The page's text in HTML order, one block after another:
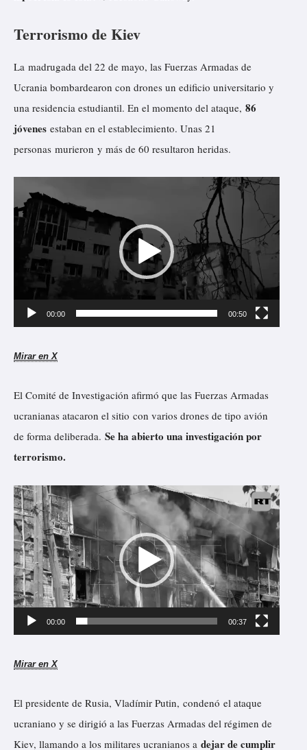
Terrorismo de Kiev
La madrugada del 22 de mayo, las Fuerzas Armadas de
Ucrania bombardearon con drones un edificio universitario y
una residencia estudiantil. En el momento del ataque, 86
jóvenes estaban en el establecimiento. Unas 21
personas murieron y más de 60 resultaron heridas.
e
p
c
t
r
d
e
v
d
e
o
00:00 00:50
Mirar en X
El Comité de Investigación afirmó que las Fuerzas Armadas
ucranianas atacaron el sitio con varios drones de tipo avión
de forma deliberada. Se ha abierto una investigación por
terrorismo.
R
e
p
o
d
c
t
r
d
e
00:00 00:37
Mirar en X
El presidente de Rusia, Vladímir Putin, condenó el ataque
ucraniano y se dirigió a las Fuerzas Armadas del régimen de
Kiev, llamando a los militares ucranianos a dejar de cumplir